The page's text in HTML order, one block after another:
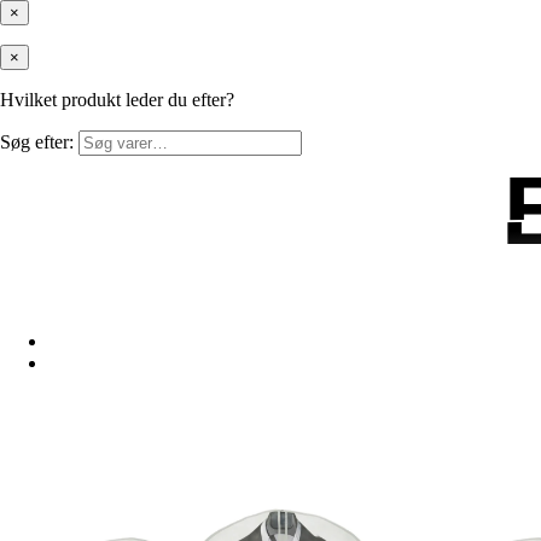
×
×
Hvilket produkt leder du efter?
Søg efter: